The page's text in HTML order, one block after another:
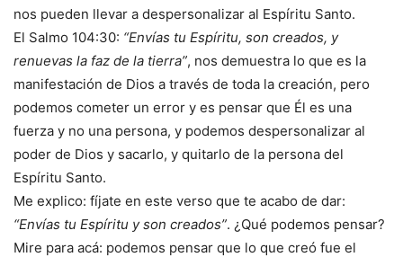
nos pueden llevar a despersonalizar al Espíritu Santo.
El Salmo 104:30: “Envías tu Espíritu, son creados, y
renuevas la faz de la tierra”, nos demuestra lo que es la
manifestación de Dios a través de toda la creación, pero
podemos cometer un error y es pensar que Él es una
fuerza y no una persona, y podemos despersonalizar al
poder de Dios y sacarlo, y quitarlo de la persona del
Espíritu Santo.
Me explico: fíjate en este verso que te acabo de dar:
“Envías tu Espíritu y son creados”. ¿Qué podemos pensar?
Mire para acá: podemos pensar que lo que creó fue el